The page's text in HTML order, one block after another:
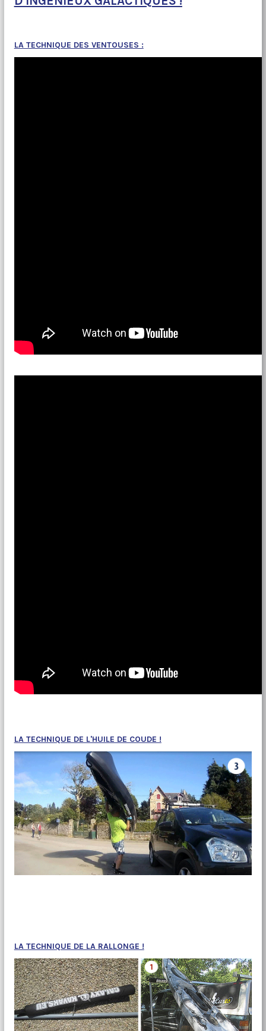
LA TECHNIQUE DES VENTOUSES :
LA TECHNIQUE DE L'HUILE DE COUDE !
LA TECHNIQUE DE LA RALLONGE !